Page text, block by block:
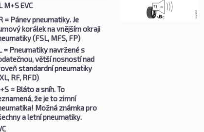
M+S EVC
= Pánev pneumatiky. Je
korálek na vnějším okraji
(FSL, MFS, FP)
= Pneumatiky navržené s
větší nosností nad
standardní pneumatiky
RF, RFD)
= Bláto a sníh. To
že je to zimní
Možná známka pro
a letní pneumatiky.